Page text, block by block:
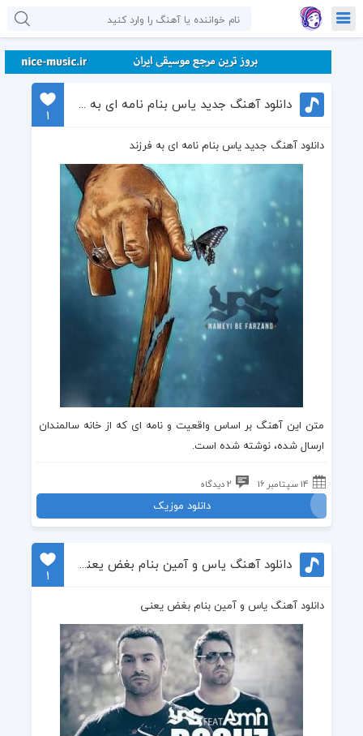
دانلود آهنگ جدید یاس بنام نامه ای به فرزند
1
دانلود آهنگ جدید یاس بنام نامه ای به فرزند
متن این آهنگ بر اساس واقعیت و نامه ای که از خانه سالمندان
ارسال شده، نوشته شده است.
14 سپتامبر 16 2 دیدگاه
دانلود موزیک
دانلود آهنگ یاس و آمین بنام بغض یعنی
1
دانلود آهنگ یاس و آمین بنام بغض یعنی